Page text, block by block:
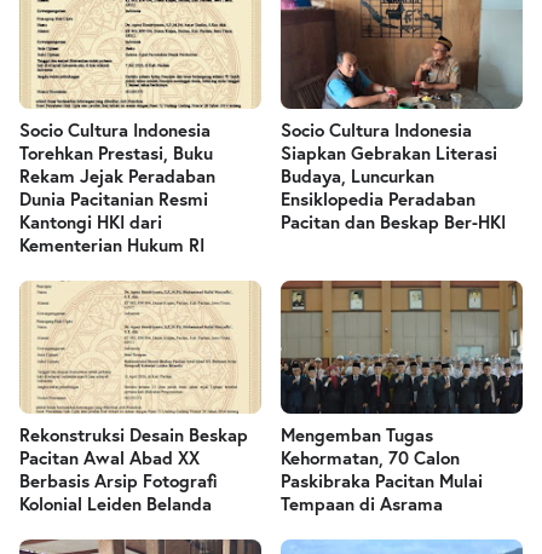
Socio Cultura Indonesia
Torehkan Prestasi, Buku
Rekam Jejak Peradaban
Dunia Pacitanian Resmi
Kantongi HKI dari
Kementerian Hukum RI
Socio Cultura Indonesia
Siapkan Gebrakan Literasi
Budaya, Luncurkan
Ensiklopedia Peradaban
Pacitan dan Beskap Ber-HKI
Rekonstruksi Desain Beskap
Pacitan Awal Abad XX
Berbasis Arsip Fotografi
Kolonial Leiden Belanda
Mengemban Tugas
Kehormatan, 70 Calon
Paskibraka Pacitan Mulai
Tempaan di Asrama